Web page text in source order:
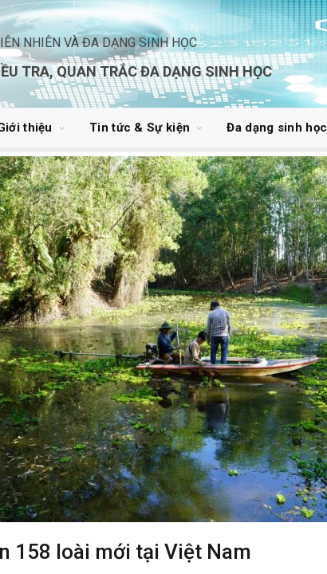
NHIÊN VÀ ĐA DẠNG SINH HỌC
TRA, QUAN TRẮC ĐA DẠNG SINH HỌC
thiệu Tin tức & Sự kiện Đa dạng sinh học
158 loài mới tại Việt Nam